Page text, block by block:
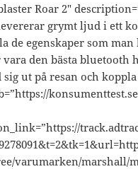
Roar 2″
grymt ljud i ett
de egenskaper som
vara den bästa
ut på resan och
varumarken/marshall/